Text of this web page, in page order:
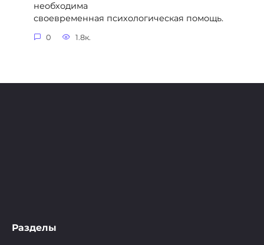
необходима
своевременная психологическая помощь.
0 1.8к.
Разделы